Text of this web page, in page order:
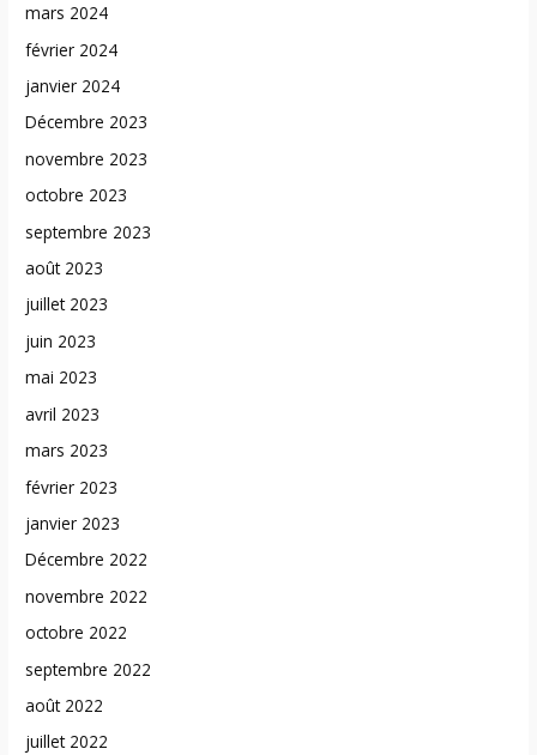
mars 2024
février 2024
janvier 2024
Décembre 2023
novembre 2023
octobre 2023
septembre 2023
août 2023
juillet 2023
juin 2023
mai 2023
avril 2023
mars 2023
février 2023
janvier 2023
Décembre 2022
novembre 2022
octobre 2022
septembre 2022
août 2022
juillet 2022